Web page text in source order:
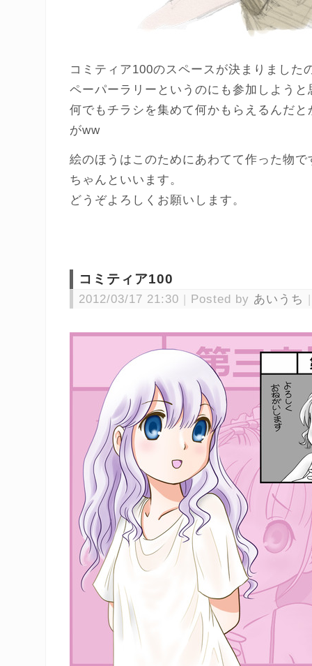
コミティア100のスペースが決まりました
ペーパーラリーというのにも参加しようと
何でもチラシを集めて何かもらえるんだ
がww
絵のほうはこのためにあわてて作った物
ちゃんといいます。
どうぞよろしくお願いします。
コミティア100
2012/03/17 21:30 Posted by あいうち